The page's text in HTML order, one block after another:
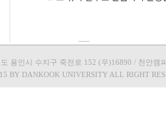
용인시 수지구 죽전로 152 (우)16890 / 천안
BY DANKOOK UNIVERSITY ALL RIGHT